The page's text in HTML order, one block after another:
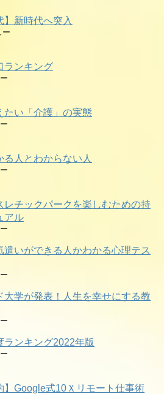
】新時代へ突入
ー
ランキング
たい「介護」の実態
る人とわからない人
レチックパークを楽しむための持
アル
遣いができる人かわかる心理テス
大学が発表！人生を幸せにする教
ランキング2022年版
】Google式10Ｘリモート仕事術